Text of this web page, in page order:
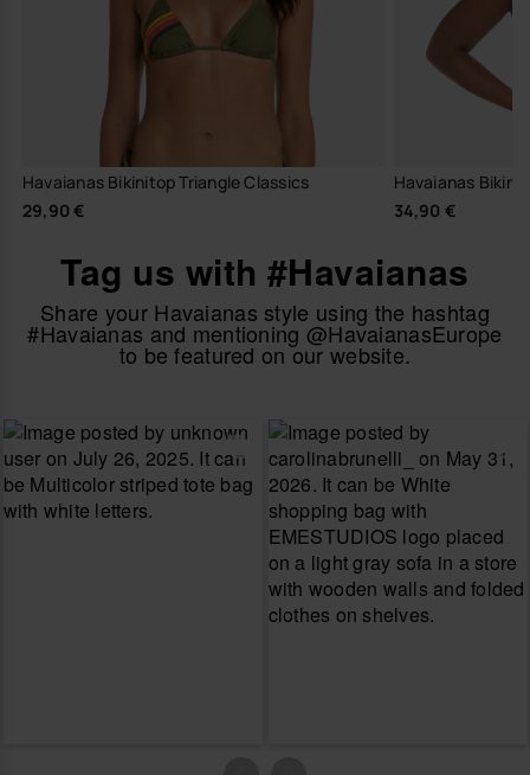
Havaianas Bikinitop Triangle Classics
29,90 €
Havaianas
34,90 €
Tag us with #Havaianas
Share your Havaianas style using the hashtag
#Havaianas and mentioning @HavaianasEurope
to be featured on our website.